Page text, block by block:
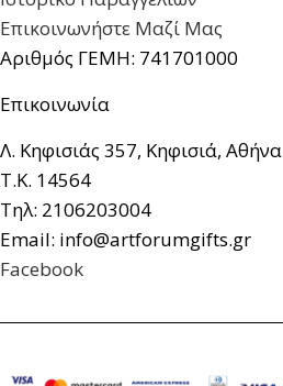
Επικοινωνήστε Μαζί Μας
Αριθμός ΓΕΜΗ: 741701000
Επικοινωνία
Λ. Κηφισιάς 357, Κηφισιά, Αθήνα
Τ.Κ. 14564
Τηλ: 2106203004
Email: info@artforumgifts.gr
Facebook